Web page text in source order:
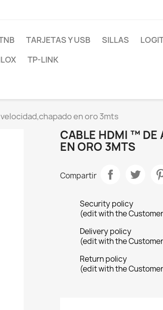
TARJETAS Y USB SILLAS
TP-LINK
en oro 3mts
CABLE HDMI ™ DE
EN ORO 3MTS
Compartir
Security policy
(edit with the
Delivery policy
(edit with the
Return policy
(edit with the